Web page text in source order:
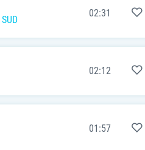
SUD
02:31
02:12
01:57